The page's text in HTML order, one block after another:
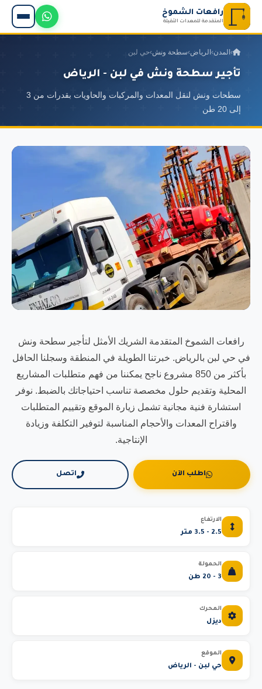
رافعات الشموخ
المتقدمة للمعدات الثقيلة
› المدن› الرياض›سطحة ونش›حي لبن
تأجير سطحة ونش في لبن - الرياض
سطحات ونش لنقل المعدات والمركبات والحاويات بقدرات من 3
إلى 20 طن
رافعات الشموخ المتقدمة الشريك الأمثل لتأجير سطحة ونش
في حي لبن بالرياض. خبرتنا الطويلة في المنطقة وسجلنا الحافل
بأكثر من 850 مشروع ناجح يمكننا من فهم متطلبات المشاريع
المحلية وتقديم حلول مخصصة تناسب احتياجاتك بالضبط. نوفر
استشارة فنية مجانية تشمل زيارة الموقع وتقييم المتطلبات
واقتراح المعدات والأحجام المناسبة لتوفير التكلفة وزيادة
الإنتاجية.
اطلب الآن اتصل
الارتفاع
2.5 - 3.5 متر
الحمولة
3 - 20 طن
المحرك
ديزل
الموقع
حي لبن - الرياض